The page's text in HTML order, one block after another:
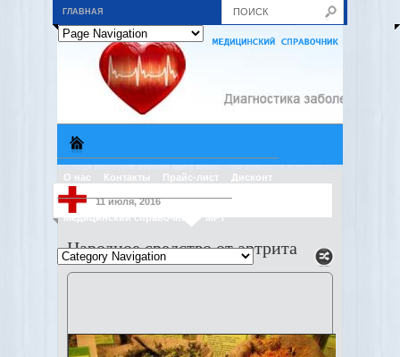
ГЛАВНАЯ
О нас Контакты Прайс-лист Дисконт
Медицинский справочник МРТ
11 июля, 2016
Народное средство от артрита